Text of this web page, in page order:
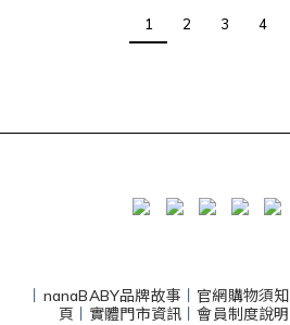
1 2 3 4
nanaBABY品牌故事 官網購物須知
頁
實體門市資訊 丨會員制度說明